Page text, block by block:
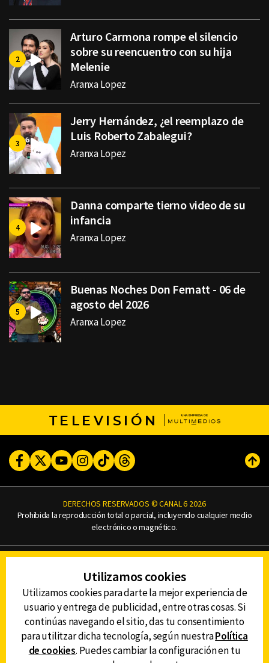
Arturo Carmona rompe el silencio
sobre su reencuentro con su hija
Melenie
Aranxa Lopez
Jerry Hernández, ¿el reemplazo de
Luis Roberto Zabalegui?
Aranxa Lopez
Danna comparte tierno video de su
infancia
Aranxa Lopez
Buenas Noches Don Fematt - 06 de
agosto del 2026
Aranxa Lopez
TELEVISIÓN
FacebookTwitterYoutubeInstagram
TikTokThreads
DERECHOS RESERVADOS © CANAL 6 2026
Prohibida la reproducción total o parcial, incluyendo cualquier medio
electrónico o magnético.
AVISO DE PRIVACIDAD
AVISO LEGAL
DEFENSORÍA DE LAS AUDIENCIAS
DESCARGA LA APP DE CANAL 6
Utilizamos cookies
Utilizamos cookies para darte la mejor experiencia de
usuario y entrega de publicidad, entre otras cosas. Si
continúas navegando el sitio, das tu consentimiento
para utilitzar dicha tecnología, según nuestraPolítica
de cookies. Puedes cambiar la configuración en tu